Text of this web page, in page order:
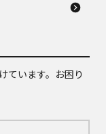
ています。お困り